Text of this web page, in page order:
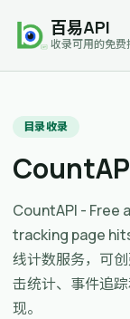
百易API
收录可用的免费
目录收录
CountAPI - Free
tracking page
线计数服务，可
击统计、事件追
现。